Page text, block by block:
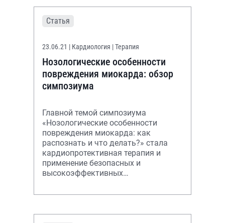
Статья
23.06.21 | Кардиология | Терапия
Нозологические особенности
повреждения миокарда: обзор
симпозиума
Главной темой симпозиума
«Нозологические особенности
повреждения миокарда: как
распознать и что делать?» стала
кардиопротективная терапия и
применение безопасных и
высокоэффективных
препаратов для энергетической